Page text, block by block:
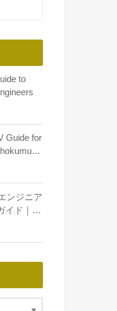
to
Guide for
ンジニア
イド｜年